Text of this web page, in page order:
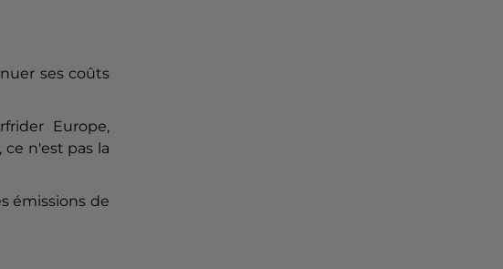
ses coûts
Europe,
n'est pas la
émissions de